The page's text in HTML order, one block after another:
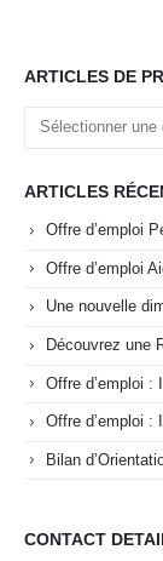
ARTICLES DE
ARTICLES
Offre d’emploi
Offre d’emploi
Une nouvelle
Découvrez une
Offre d’emploi :
Offre d’emploi :
Bilan
CONTACT